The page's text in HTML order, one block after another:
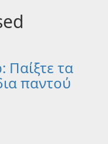
Παίξτε τα
παντού